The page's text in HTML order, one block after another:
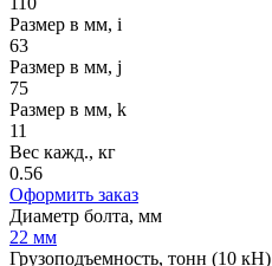
Размер в мм, i
63
Размер в мм, j
75
Размер в мм, k
11
Вес кажд., кг
0.56
Оформить заказ
Диаметр болта, мм
22 мм
Грузоподъемность, тонн (10 кН)